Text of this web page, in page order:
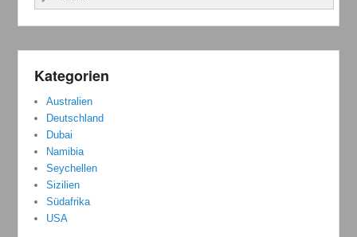
Kategorien
Australien
Deutschland
Dubai
Namibia
Seychellen
Sizilien
Südafrika
USA